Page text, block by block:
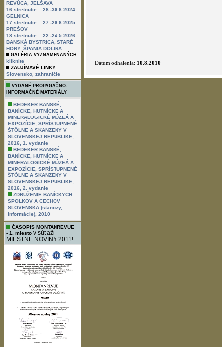
REVÚCA, JELŠAVA
16.stretnutie ...28.-30.6.2024
GELNICA
17.stretnutie ...27.-29.6.2025
PREŠOV
18.stretnutie ...22.-24.5.2026
BANSKÁ BYSTRICA, STARÉ
HORY, ŠPANIA DOLINA
GALÉRIA VYZNAMENANÝCH
kliknite
ZAUJÍMAVÉ LINKY
Slovensko zahraničie
VYDANÉ PROPAGAČNO-
INFORMAČNÉ MATERIÁLY
BEDEKER BANSKÉ,
BANÍCKE, HUTNÍCKE A
MINERALOGICKÉ MÚZEÁ A
EXPOZÍCIE, SPRÍSTUPNENÉ
ŠTÔLNE A SKANZENY V
SLOVENSKEJ REPUBLIKE,
2016, 1. vydanie
BEDEKER BANSKÉ,
BANÍCKE, HUTNÍCKE A
MINERALOGICKÉ MÚZEÁ A
EXPOZÍCIE, SPRÍSTUPNENÉ
ŠTÔLNE A SKANZENY V
SLOVENSKEJ REPUBLIKE,
2016, 2. vydanie
ZDRUŽENIE BANÍCKYCH
SPOLKOV A CECHOV
SLOVENSKA (stanovy,
informácie), 2010
ČASOPIS MONTANREVUE
- 1. miesto v súťaži
MIESTNE NOVINY 2011!